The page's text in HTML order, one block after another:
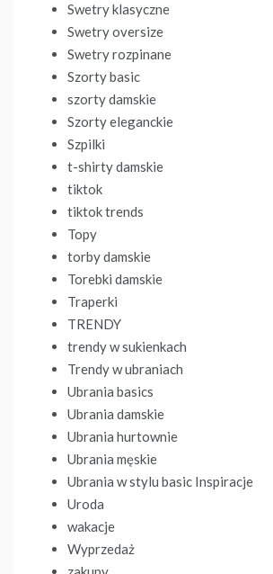
Swetry klasyczne
Swetry oversize
Swetry rozpinane
Szorty basic
szorty damskie
Szorty eleganckie
Szpilki
t-shirty damskie
tiktok
tiktok trends
Topy
torby damskie
Torebki damskie
Traperki
TRENDY
trendy w sukienkach
Trendy w ubraniach
Ubrania basics
Ubrania damskie
Ubrania hurtownie
Ubrania męskie
Ubrania w stylu basic Inspiracje
Uroda
wakacje
Wyprzedaż